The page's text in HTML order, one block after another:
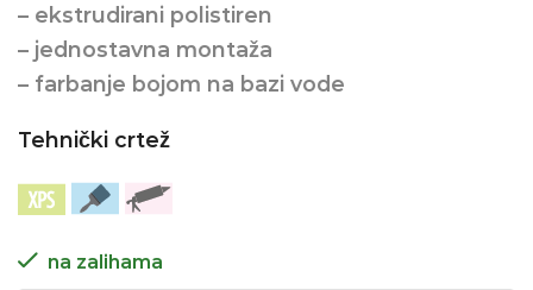
– ekstrudirani polistiren
– jednostavna montaža
– farbanje bojom na bazi vode
Tehnički crtež
na zalihama